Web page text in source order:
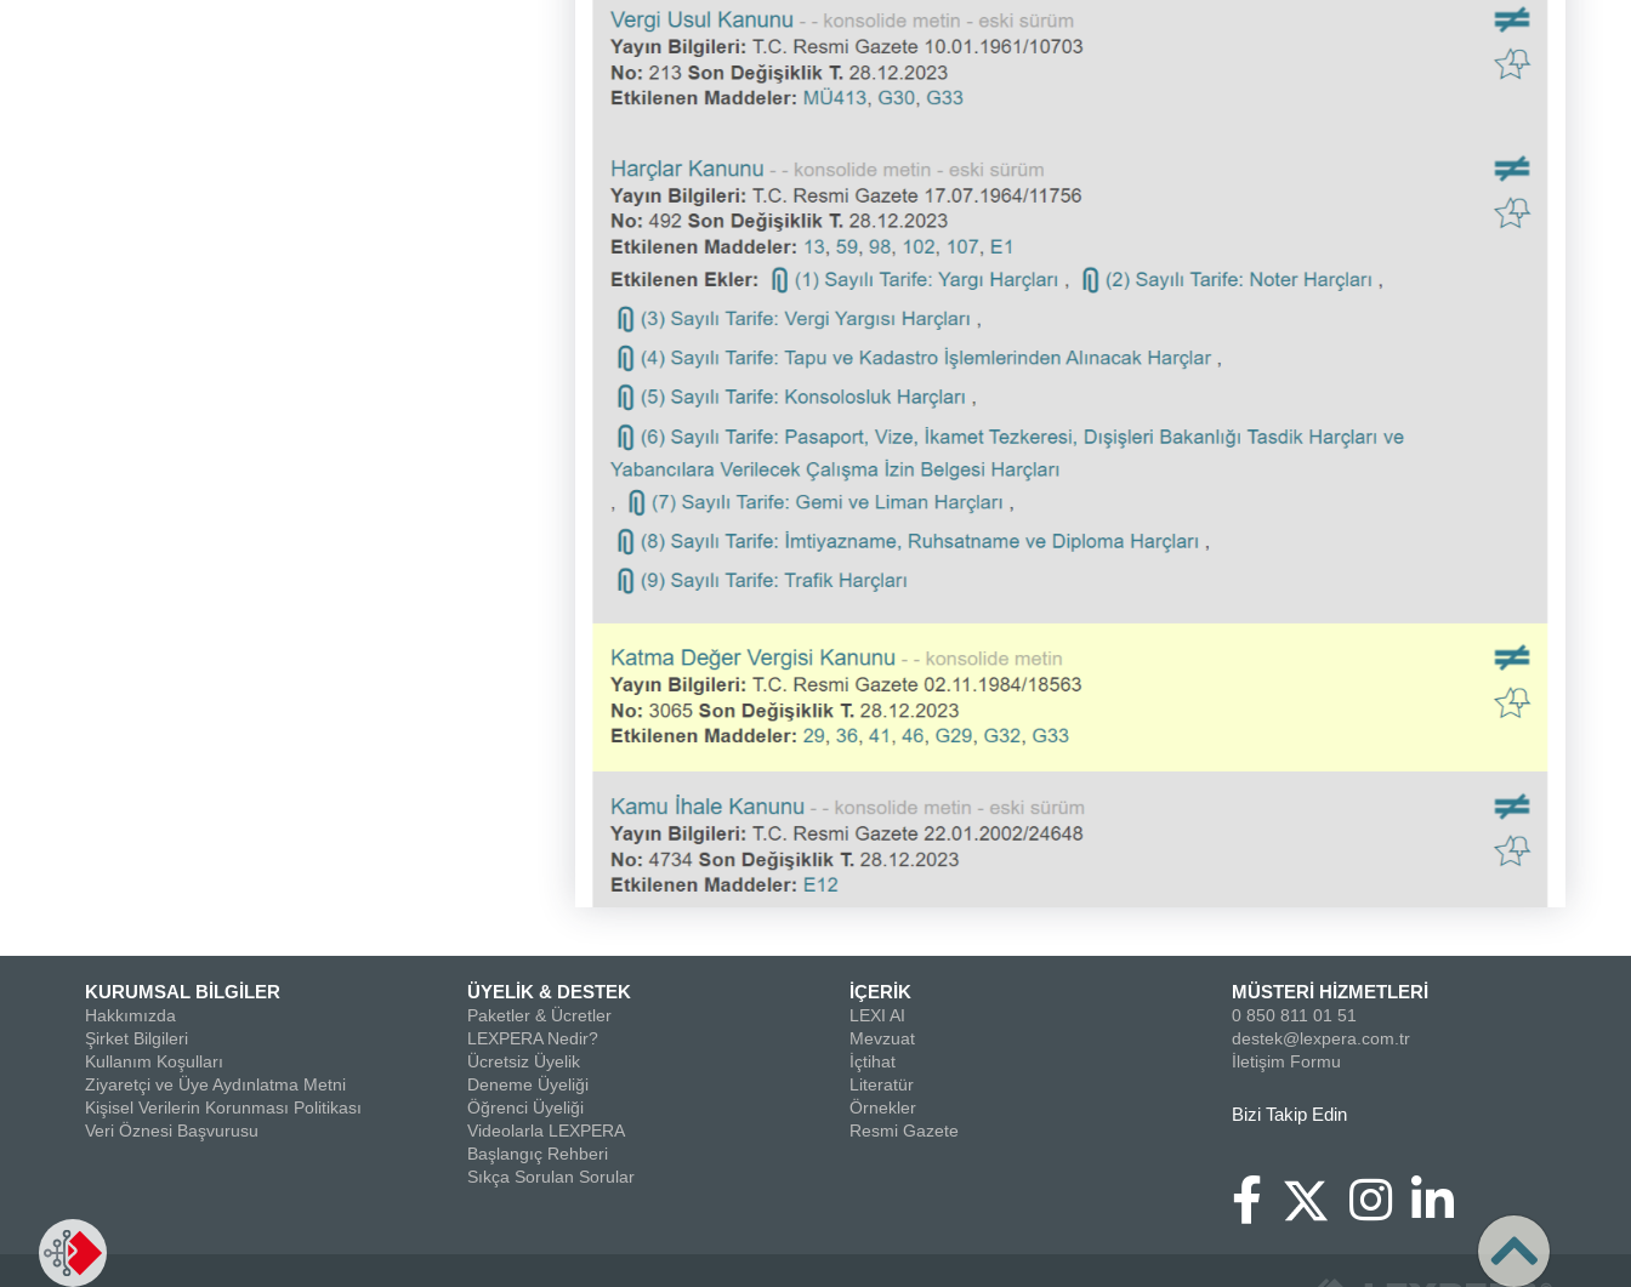
KURUMSAL BİLGİLER
Hakkımızda
Şirket Bilgileri
Kullanım Koşulları
Ziyaretçi ve Üye Aydınlatma Metni
Kişisel Verilerin Korunması Politikası
Veri Öznesi Başvurusu
ÜYELİK & DESTEK
Paketler & Ücretler
LEXPERA Nedir?
Ücretsiz Üyelik
Deneme Üyeliği
Öğrenci Üyeliği
Videolarla LEXPERA
Başlangıç Rehberi
Sıkça Sorulan Sorular
İÇERİK
LEXI AI
Mevzuat
İçtihat
Literatür
Örnekler
Resmi Gazete
MÜSTERİ HİZMETLERİ
0 850 811 01 51
destek@lexpera.com.tr
İletişim Formu
Bizi Takip Edin